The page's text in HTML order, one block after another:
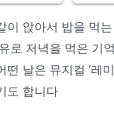
이 앉아서 밥을 먹
로 저녁을 먹은 기
떤 날은 뮤지컬 ‘레
도 합니다